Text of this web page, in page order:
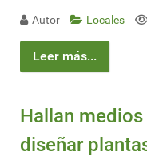
Autor Locales
Leer más...
Hallan
diseñar